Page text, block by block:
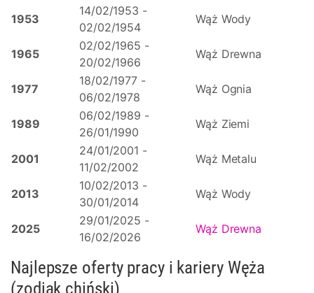
1953
14/02/1953 -
02/02/1954
Wąż Wody
1965
02/02/1965 -
20/02/1966
Wąż Drewna
1977
18/02/1977 -
06/02/1978
Wąż Ognia
1989
06/02/1989 -
26/01/1990
Wąż Ziemi
2001
24/01/2001 -
11/02/2002
Wąż Metalu
2013
10/02/2013 -
30/01/2014
Wąż Wody
2025
29/01/2025 -
16/02/2026
Wąż Drewna
Najlepsze oferty pracy i kariery Węża
(zodiak chiński)